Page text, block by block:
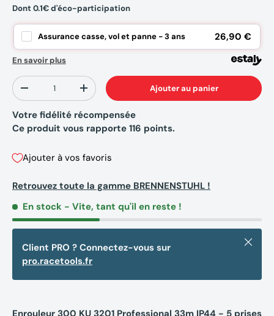
Dont 0.1€ d'éco-participation
Assurance casse, vol et panne - 3 ans 26,90 €
En savoir plus
Qté
-
+ Ajouter au panier
Votre fidélité récompensée
Ce produit vous rapporte 116 points.
Ajouter à vos favoris
Retrouvez toute la gamme BRENNENSTUHL !
En stock - Vite, tant qu'il en reste !
Client PRO ? Connectez-vous sur
pro.racetools.fr
Fermer